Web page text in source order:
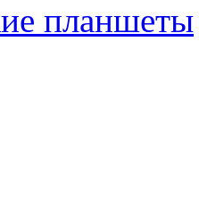
планшеты